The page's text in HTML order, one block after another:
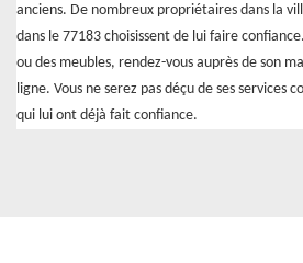
anciens. De nombreux propriétaires dans la
dans le 77183 choisissent de lui faire
ou des meubles, rendez-vous auprès de son
ligne. Vous ne serez pas déçu de ses services
qui lui ont déjà fait confiance.